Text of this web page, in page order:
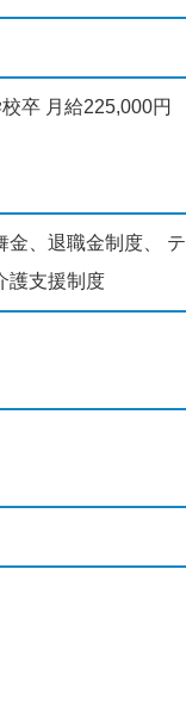
卒 月給225,000円
金、退職金制度、 テ
護支援制度